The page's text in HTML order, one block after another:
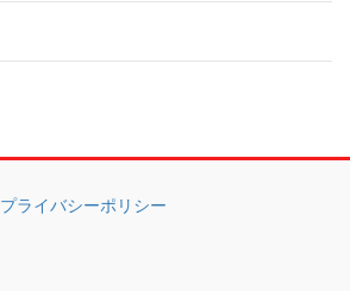
プライバシーポリシー